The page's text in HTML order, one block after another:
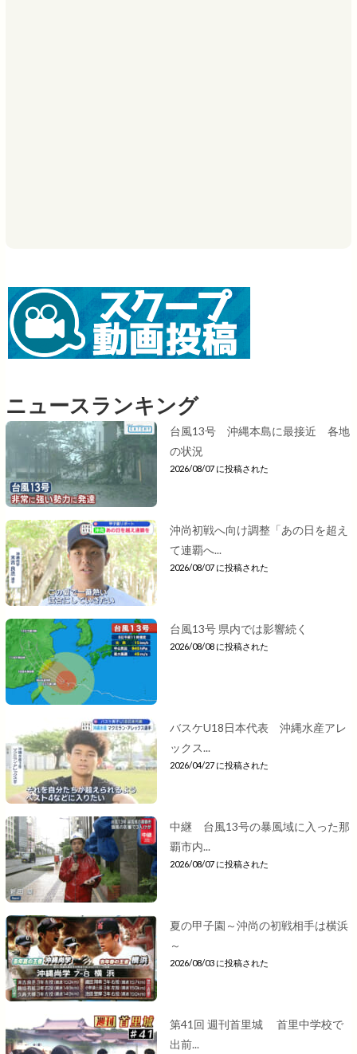
ニュースランキング
台風13号 沖縄本島に最接近 各地
の状況
2026/08/07 に投稿された
沖尚初戦へ向け調整「あの日を超え
て連覇へ...
2026/08/07 に投稿された
台風13号 県内では影響続く
2026/08/08 に投稿された
バスケU18日本代表 沖縄水産アレ
ックス...
2026/04/27 に投稿された
中継 台風13号の暴風域に入った那
覇市内...
2026/08/07 に投稿された
夏の甲子園～沖尚の初戦相手は横浜
～
2026/08/03 に投稿された
第41回 週刊首里城 首里中学校で
出前...